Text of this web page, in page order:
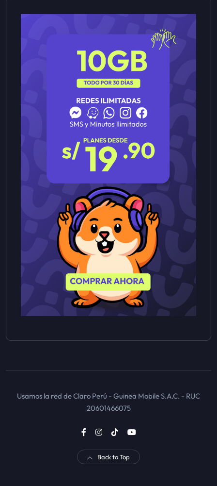
Usamos la red de Claro Perú - Guinea Mobile S.A.C. - RUC
20601466075
Back to Top